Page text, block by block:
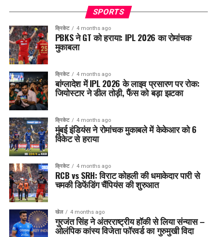
SPORTS
क्रिकेट 4 months ago
PBKS ने GT को हराया: IPL 2026 का रोमांचक
मुकाबला
क्रिकेट 4 months ago
बांग्लादेश में IPL 2026 के लाइव प्रसारण पर रोक:
जियोस्टार ने डील तोड़ी, फैंस को बड़ा झटका
क्रिकेट 4 months ago
मुंबई इंडियंस ने रोमांचक मुकाबले में केकेआर को 6
विकेट से हराया
क्रिकेट 4 months ago
RCB vs SRH: विराट कोहली की धमाकेदार पारी से
चमकी डिफेंडिंग चैंपियंस की शुरुआत
खेल 4 months ago
गुरजंत सिंह ने अंतरराष्ट्रीय हॉकी से लिया संन्यास –
ओलंपिक कांस्य विजेता फॉरवर्ड का गुरुमुखी विदा